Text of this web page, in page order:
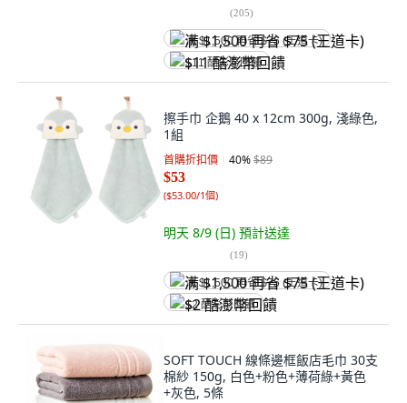
(205)
满 $1,500 再省 $75 (王道卡)
$11 酷澎幣回饋
擦手巾 企鵝 40 x 12cm 300g, 淺綠色,
1組
首購折扣價 40%$89
$53
($53.00/1個)
明天 8/9 (日) 預計送達
(19)
满 $1,500 再省 $75 (王道卡)
$2 酷澎幣回饋
SOFT TOUCH 線條邊框飯店毛巾 30支
棉紗 150g, 白色+粉色+薄荷綠+黃色
+灰色, 5條